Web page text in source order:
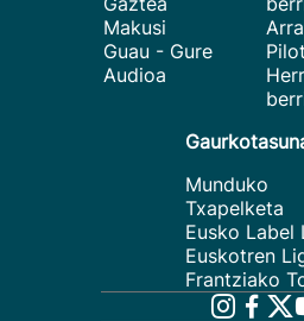
Makusi
Guau - Gure
Audioa
Munduko
Txapelketa
Eusko Label
Euskotren
Frantziako